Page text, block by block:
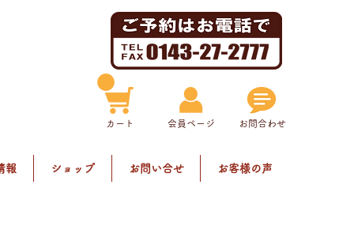
​カート ​会員ページ お問合わせ
報 ショップ お問い合せ お客様の声